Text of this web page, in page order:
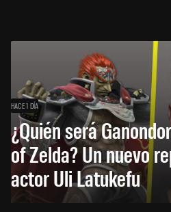
HACE 1 DÍA
¿Quién será
of Zelda? Un nuevo
actor Uli Latukefu